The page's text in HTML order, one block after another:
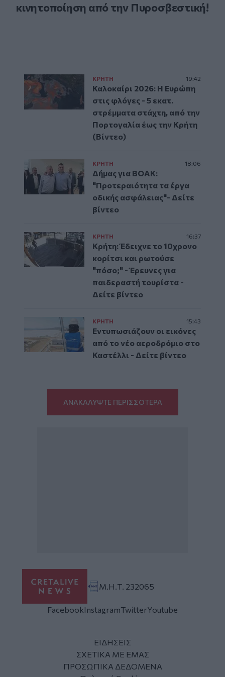
κινητοποίηση από την Πυροσβεστική!
ΚΡΗΤΗ 19:42
Καλοκαίρι 2026: Η Ευρώπη
στις φλόγες - 5 εκατ.
στρέμματα στάχτη, από την
Πορτογαλία έως την Κρήτη
(Βίντεο)
ΚΡΗΤΗ 18:06
Δήμας για ΒΟΑΚ:
"Προτεραιότητα τα έργα
οδικής ασφάλειας"- Δείτε
βίντεο
ΚΡΗΤΗ 16:37
Κρήτη: Έδειχνε το 10χρονο
κορίτσι και ρωτούσε
"πόσο;" - Έρευνες για
παιδεραστή τουρίστα -
Δείτε βίντεο
ΚΡΗΤΗ 15:43
Εντυπωσιάζουν οι εικόνες
από το νέο αεροδρόμιο στο
Καστέλλι - Δείτε βίντεο
ΑΝΑΚΑΛΥΨΤΕ ΠΕΡΙΣΣΟΤΕΡΑ
Μ.Η.Τ. 232065
FacebookInstagramTwitterYoutube
ΕΙΔΗΣΕΙΣ
ΣΧΕΤΙΚΑ ΜΕ ΕΜΑΣ
ΠΡΟΣΩΠΙΚΑ ΔΕΔΟΜΕΝΑ